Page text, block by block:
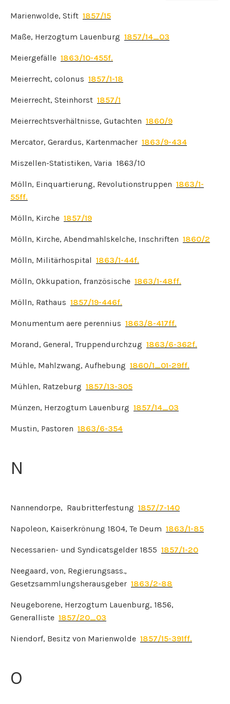
Marienwolde, Stift 1857/15
Maße, Herzogtum Lauenburg 1857/14_03
Meiergefälle 1863/10-455f.
Meierrecht, colonus 1857/1-18
Meierrecht, Steinhorst 1857/1
Meierrechtsverhältnisse, Gutachten 1860/9
Mercator, Gerardus, Kartenmacher 1863/9-434
Miszellen-Statistiken, Varia 1863/10
Mölln, Einquartierung, Revolutionstruppen 1863/1-
55ff.
Mölln, Kirche 1857/19
Mölln, Kirche, Abendmahlskelche, Inschriften 1860/2
Mölln, Militärhospital 1863/1-44f.
Mölln, Okkupation, französische 1863/1-48ff.
Mölln, Rathaus 1857/19-446f.
Monumentum aere perennius 1863/8-417ff.
Morand, General, Truppendurchzug 1863/6-362f.
Mühle, Mahlzwang, Aufhebung 1860/1_01-29ff.
Mühlen, Ratzeburg 1857/13-305
Münzen, Herzogtum Lauenburg 1857/14_03
Mustin, Pastoren 1863/6-354
N
Nannendorpe, Raubritterfestung 1857/7-140
Napoleon, Kaiserkrönung 1804, Te Deum 1863/1-85
Necessarien- und Syndicatsgelder 1855 1857/1-20
Neegaard, von, Regierungsass.,
Gesetzsammlungsherausgeber 1863/2-88
Neugeborene, Herzogtum Lauenburg, 1856,
Generalliste 1857/20_03
Niendorf, Besitz von Marienwolde 1857/15-391ff.
O